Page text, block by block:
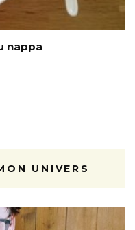
nappa
UNIVERS